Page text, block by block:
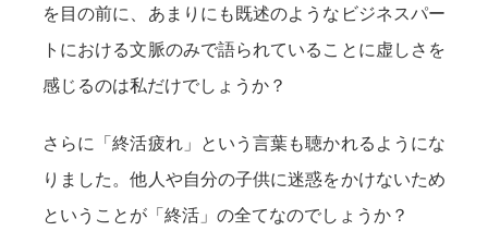
を目の前に、あまりにも既述のようなビジネスパー
トにおける文脈のみで語られていることに虚しさを
感じるのは私だけでしょうか？
さらに「終活疲れ」という言葉も聴かれるようにな
りました。他人や自分の子供に迷惑をかけないため
ということが「終活」の全てなのでしょうか？